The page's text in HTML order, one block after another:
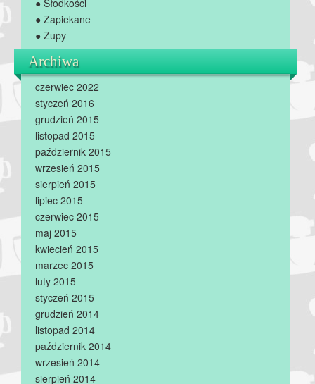
● Zapiekane
● Zupy
Archiwa
czerwiec 2022
styczeń 2016
grudzień 2015
listopad 2015
październik 2015
wrzesień 2015
sierpień 2015
lipiec 2015
czerwiec 2015
maj 2015
kwiecień 2015
marzec 2015
luty 2015
styczeń 2015
grudzień 2014
listopad 2014
październik 2014
wrzesień 2014
sierpień 2014